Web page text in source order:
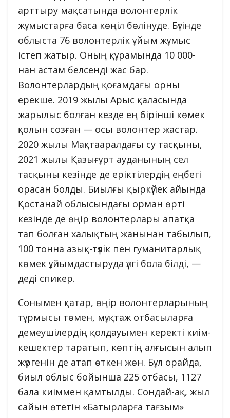
арттыру мақсатында волонтерлік
жұмыстарға баса көңіл бөлінуде. Бүгінде
облыста 76 волонтерлік ұйым жұмыс
істеп жатыр. Оның құрамында 10 000-
нан астам белсенді жас бар.
Волонтерлардың қоғамдағы орны
ерекше. 2019 жылы Арыс қаласында
жарылыс болған кезде ең бірінші көмек
қолын созған — осы волонтер жастар.
2020 жылы Мақтааралдағы су тасқыны,
2021 жылы Қазығұрт ауданының сел
тасқыны кезінде де еріктілердің еңбегі
орасан болды. Биылғы қыркүйек айында
Қостанай облысындағы орман өрті
кезінде де өңір волонтерлары апатқа
тап болған халықтың жанынан табылып,
100 тонна азық-түлік пен гуманитарлық
көмек ұйымдастыруда үлгі бола білді, —
деді спикер.
Сонымен қатар, өңір волонтерларының
тұрмысы төмен, мұқтаж отбасыларға
демеушілердің қолдауымен керекті киім-
кешектер таратып, көптің алғысын алып
жүргенін де атап өткен жөн. Бұл орайда,
биыл облыс бойынша 225 отбасы, 1127
бала киіммен қамтылды. Сондай-ақ, жыл
сайын өтетін «Батырларға тағзым»